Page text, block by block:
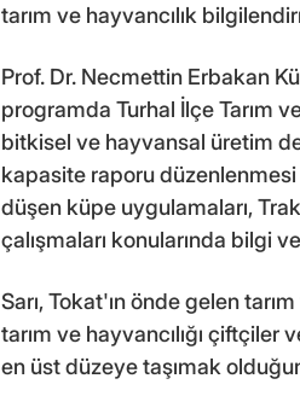
tarım ve hayvancılık
Prof. Dr. Necmettin Erbakan
programda Turhal İlçe Tarım
bitkisel ve hayvansal üretim
kapasite raporu düzenlenmesi
düşen küpe uygulamaları,
çalışmaları konularında bilgi
Sarı, Tokat'ın önde gelen
tarım ve hayvancılığı çiftçiler
en üst düzeye taşımak